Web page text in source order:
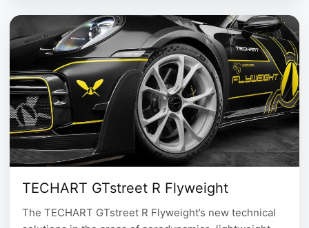
performance upgrades, that make the already
powerful 911 Turbo one of the most …
TECHART GTstreet R Flyweight
The TECHART GTstreet R Flyweight’s new technical